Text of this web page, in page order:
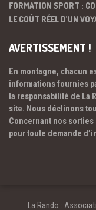
FORMATION SPORT :
LE COÛT RÉEL D’UN
AVERTISSEMENT !
En montagne, chacun
informations fournies
la responsabilité de La
site. Nous déclinons
Concernant nos sorties
pour toute demande
La Rando :